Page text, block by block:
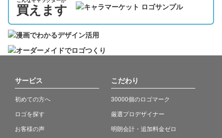
買えます
サービス
初めての方へ
ロゴを探す
お客様の声
こだわり
30000個のロゴマーク
厳選プロデザイナー
明朗会計・追加料金ゼロ